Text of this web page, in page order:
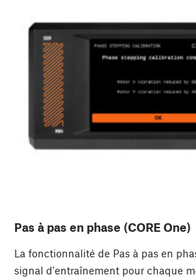
Pas à pas en phase (CORE One)
La fonctionnalité de Pas à pas en
signal d'entraînement pour chaque